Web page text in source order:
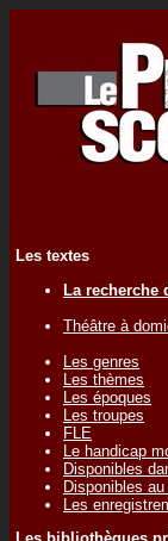
Les textes
La recherche
Théâtre à
Les genres
Les thèmes
Les époques
Les troupes
FLE
Le handicap
Disponibles
Disponibles
Les